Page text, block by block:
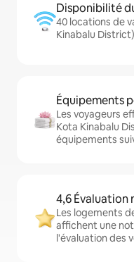
Disponibilité
40 locations de
Kinabalu
Équipements
Les voyageurs
Kota Kinabalu
équipements
4,6 Évaluation
Les logements
affichent une
l'évaluation des